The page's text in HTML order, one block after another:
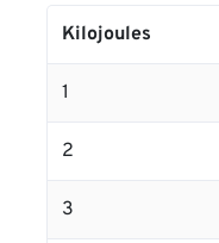
Kilojoules
1
2
3